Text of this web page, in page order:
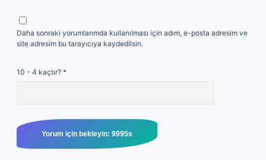
Daha sonraki yorumlarımda kullanılması için adım, e-posta adresim ve
site adresim bu tarayıcıya kaydedilsin.
10 - 4 kaçtır? *